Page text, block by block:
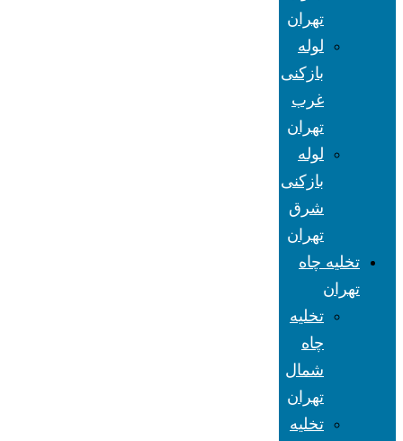
تهران
لوله
بازکنی
غرب
تهران
لوله
بازکنی
شرق
تهران
تخلیه چاه
تهران
تخلیه
چاه
شمال
تهران
تخلیه